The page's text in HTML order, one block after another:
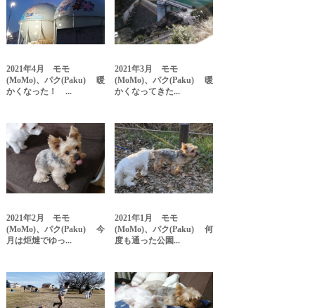
2021年4月 モモ
(MoMo)、パク(Paku) 暖
かくなった！ ...
2021年3月 モモ
(MoMo)、パク(Paku) 暖
かくなってきた...
2021年2月 モモ
(MoMo)、パク(Paku) 今
月は炬燵でゆっ...
2021年1月 モモ
(MoMo)、パク(Paku) 何
度も通った公園...